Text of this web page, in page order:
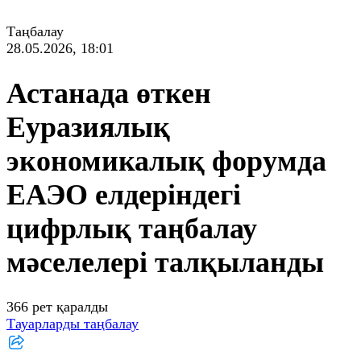
Таңбалау
28.05.2026, 18:01
Астанада өткен
Еуразиялық
экономикалық форумда
ЕАЭО елдеріндегі
цифрлық таңбалау
мәселелері талқыланды
366 рет қаралды
Тауарларды таңбалау